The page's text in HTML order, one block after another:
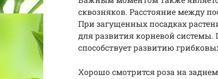
сквозняков. Расстояние между
При загущенных посадках
для развития корневой системы.
способствует развитию
Хорошо смотрится роза на